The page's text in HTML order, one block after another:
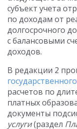
субъект учета
по доходам от
долгосрочного
с балансовыми
доходов.
В редакции 2
расчетов по
платных
документы
услуги(раздел